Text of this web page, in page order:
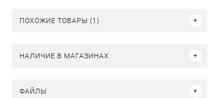
ПОХОЖИЕ ТОВАРЫ (1)
НАЛИЧИЕ В МАГАЗИНАХ
ФАЙЛЫ